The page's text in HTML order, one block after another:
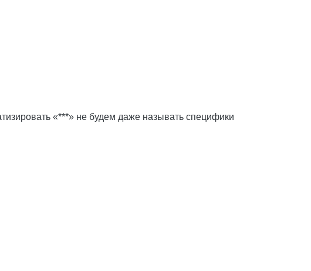
«***» не будем даже называть специфики